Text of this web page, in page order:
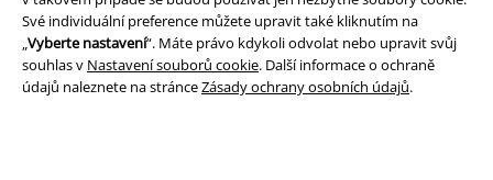
Své individuální preference můžete upravit také kliknutím na
„Vyberte nastavení“. Máte právo kdykoli odvolat nebo upravit svůj
souhlas v Nastavení souborů cookie. Další informace o ochraně
údajů naleznete na stránceZásady ochrany osobních údajů.
Likvidace odpadu a ochrana životního prostředí
Prohlášení o shodě